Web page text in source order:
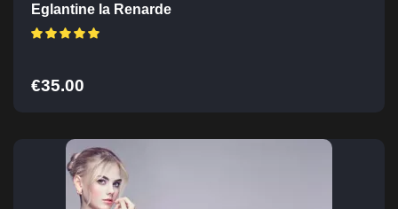
Eglantine la Renarde
€35.00